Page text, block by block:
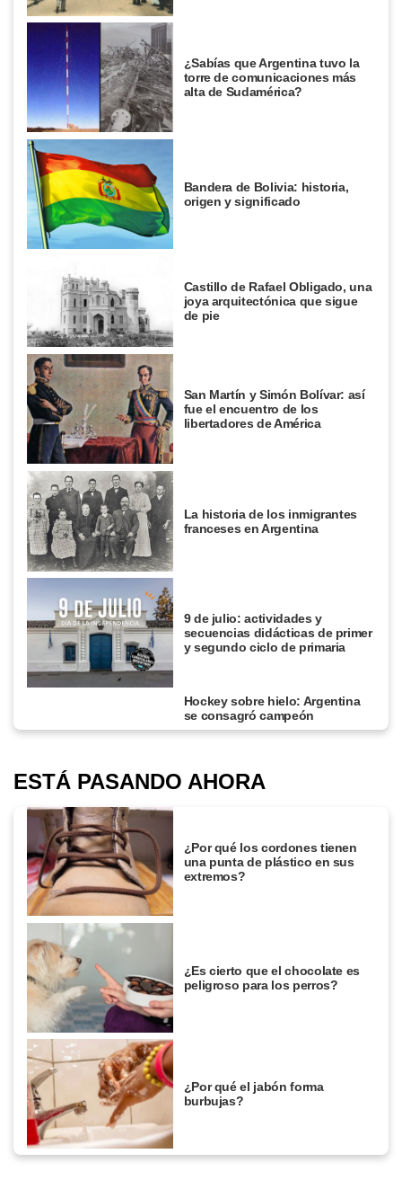
¿Sabías que Argentina tuvo la
torre de comunicaciones más
alta de Sudamérica?
Bandera de Bolivia: historia,
origen y significado
Castillo de Rafael Obligado, una
joya arquitectónica que sigue
de pie
San Martín y Simón Bolívar: así
fue el encuentro de los
libertadores de América
La historia de los inmigrantes
franceses en Argentina
9 de julio: actividades y
secuencias didácticas de primer
y segundo ciclo de primaria
Hockey sobre hielo: Argentina
se consagró campeón
ESTÁ PASANDO AHORA
¿Por qué los cordones tienen
una punta de plástico en sus
extremos?
¿Es cierto que el chocolate es
peligroso para los perros?
¿Por qué el jabón forma
burbujas?